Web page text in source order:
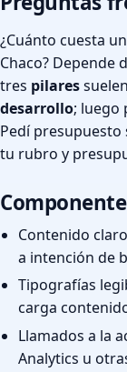
¿Cuánto cuesta un
Chaco? Depende
tres pilares
desarrollo; luego
Pedí
tu rubro y
Contenido
a intención de
Tipografías
carga
Llamados a la
Analytics u